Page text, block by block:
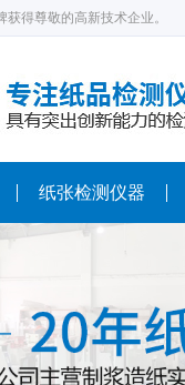
得尊敬的高新技术企业。
纸张检测仪器